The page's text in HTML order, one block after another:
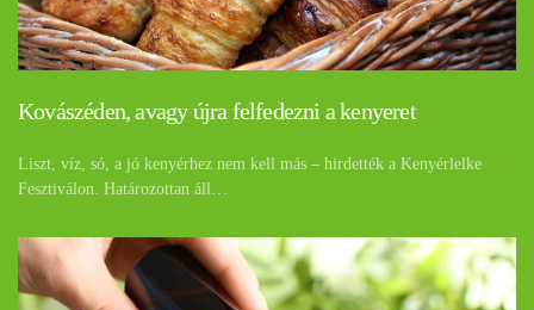
Kovászéden, avagy újra felfedezni a kenyeret
Liszt, víz, só, a jó kenyérhez nem kell más – hirdették a Kenyérlelke
Fesztiválon. Határozottan áll…